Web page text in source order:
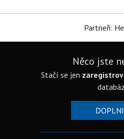
Partneři:
Něco jste
Stačí se jen